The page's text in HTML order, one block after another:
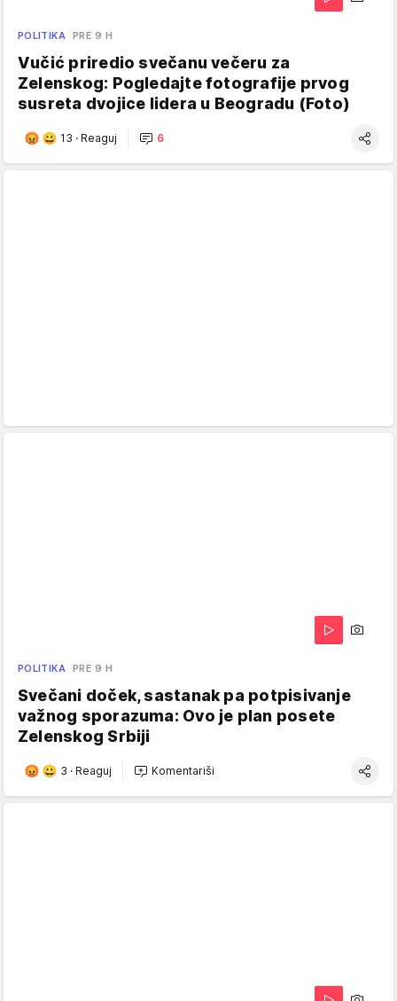
POLITIKA PRE 9 H
Vučić priredio svečanu večeru za
Zelenskog: Pogledajte fotografije prvog
susreta dvojice lidera u Beogradu (Foto)
13 · Reaguj 6
POLITIKA PRE 9 H
Svečani doček, sastanak pa potpisivanje
važnog sporazuma: Ovo je plan posete
Zelenskog Srbiji
3 · Reaguj Komentariši